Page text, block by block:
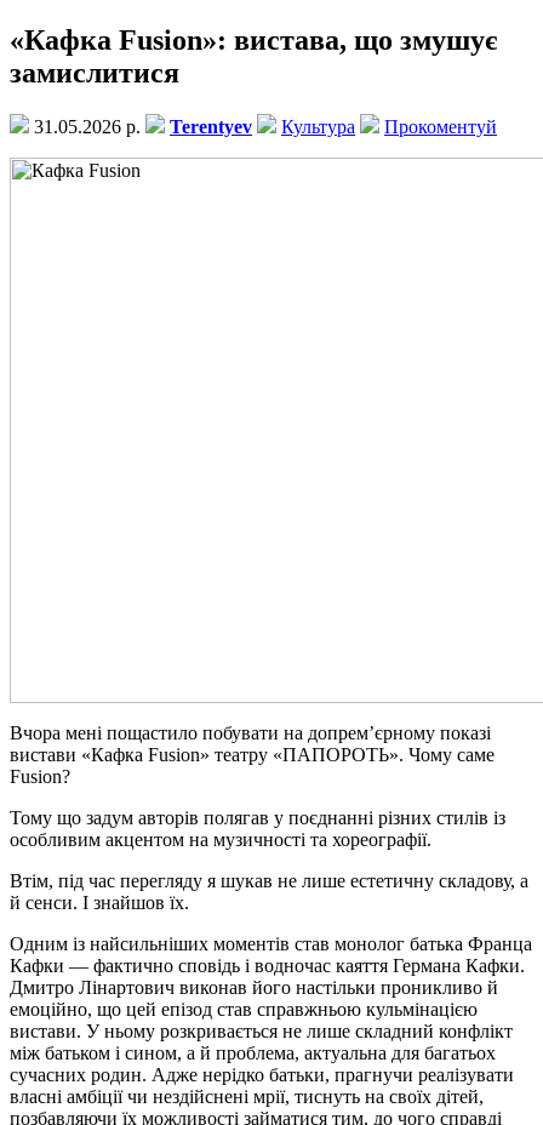
«Кафка Fusion»: вистава, що змушує
замислитися
31.05.2026 р. Terentyev Культура Прокоментуй
Вчора мені пощастило побувати на допрем’єрному показі
вистави «Кафка Fusion» театру «ПАПОРОТЬ». Чому саме
Fusion?
Тому що задум авторів полягав у поєднанні різних стилів із
особливим акцентом на музичності та хореографії.
Втім, під час перегляду я шукав не лише естетичну складову, а
й сенси. І знайшов їх.
Одним із найсильніших моментів став монолог батька Франца
Кафки — фактично сповідь і водночас каяття Германа Кафки.
Дмитро Лінартович виконав його настільки проникливо й
емоційно, що цей епізод став справжньою кульмінацією
вистави. У ньому розкривається не лише складний конфлікт
між батьком і сином, а й проблема, актуальна для багатьох
сучасних родин. Адже нерідко батьки, прагнучи реалізувати
власні амбіції чи нездійснені мрії, тиснуть на своїх дітей,
позбавляючи їх можливості займатися тим, до чого справді